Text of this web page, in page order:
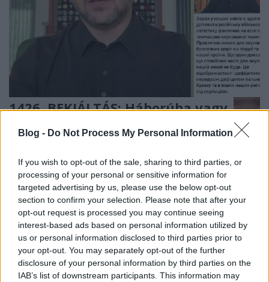
Blog - Do Not Process My Personal Information
If you wish to opt-out of the sale, sharing to third parties, or
processing of your personal or sensitive information for
targeted advertising by us, please use the below opt-out
section to confirm your selection. Please note that after your
opt-out request is processed you may continue seeing
interest-based ads based on personal information utilized by
us or personal information disclosed to third parties prior to
your opt-out. You may separately opt-out of the further
disclosure of your personal information by third parties on the
IAB’s list of downstream participants. This information may
1426. BEKIÁLTÁS: Háborúba vagy
békébe fordul-e a különleges
Kabai Domokos Lajos•2026. június 04.
CÍMKÉP: Zelenszkij június 1-jei üzenetében (is)
büszkélkedett azzal, hogy az általa továbbra is
Ukrajna részének tekintett donyeci utakon
rettegniük kell az autósoknak (Az illusztráció a
videófelvétel egyik pillanatába applikált, a
banderista-fasiszta köszöntés-töredéket a fejlécben
feltüntető írott…